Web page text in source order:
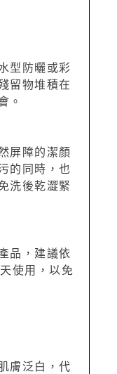
型防曬或彩
留物堆積在
。
屏障的潔顏
的同時，也
洗後乾澀緊
品，建議依
使用，以免
膚泛白，代